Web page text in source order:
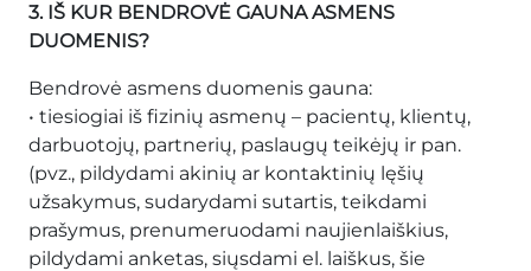
3. IŠ KUR BENDROVĖ GAUNA ASMENS
DUOMENIS?
Bendrovė asmens duomenis gauna:
• tiesiogiai iš fizinių asmenų – pacientų, klientų,
darbuotojų, partnerių, paslaugų teikėjų ir pan.
(pvz., pildydami akinių ar kontaktinių lęšių
užsakymus, sudarydami sutartis, teikdami
prašymus, prenumeruodami naujienlaiškius,
pildydami anketas, siųsdami el. laiškus, šie